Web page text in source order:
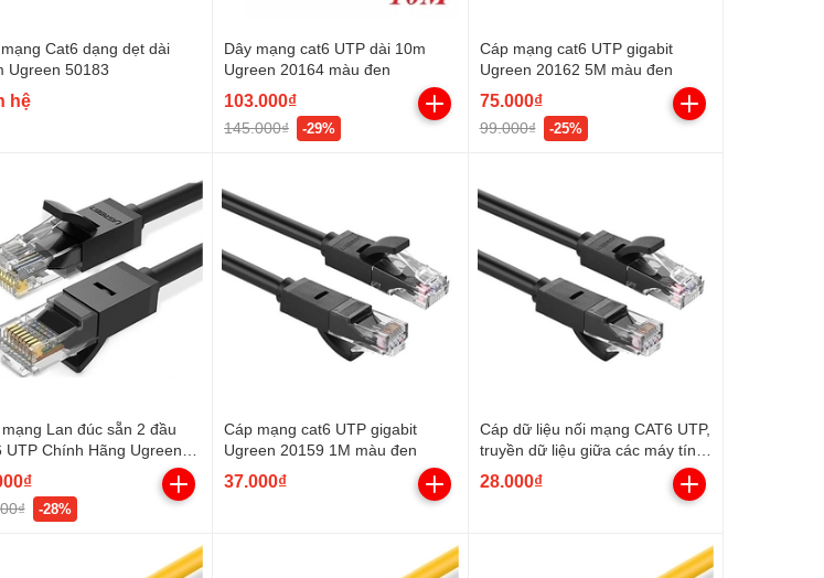
Cat6 dạng dẹt dài
Ugreen 50183
hệ
Dây mạng cat6 UTP dài 10m
Ugreen 20164 màu đen
103.000₫
145.000₫ -29%
Cáp mạng cat6 UTP gigabit
Ugreen 20162 5M màu đen
75.000₫
99.000₫ -25%
Lan đúc sẵn 2 đầu
UTP Chính Hãng Ugreen
Cao Cấp dài 2m
-28%
Cáp mạng cat6 UTP gigabit
Ugreen 20159 1M màu đen
37.000₫
Cáp dữ liệu nối mạng CAT6 UTP,
truyền dữ liệu giữa các máy tính,
dài 0.5m Ugreen 20158
28.000₫